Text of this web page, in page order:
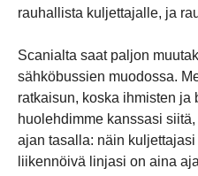
rauhallista kuljettajalle, ja
Scanialta saat paljon
sähköbussien muodossa.
ratkaisun, koska ihmisten
huolehdimme kanssasi
ajan tasalla: näin
liikennöivä linjasi on aina